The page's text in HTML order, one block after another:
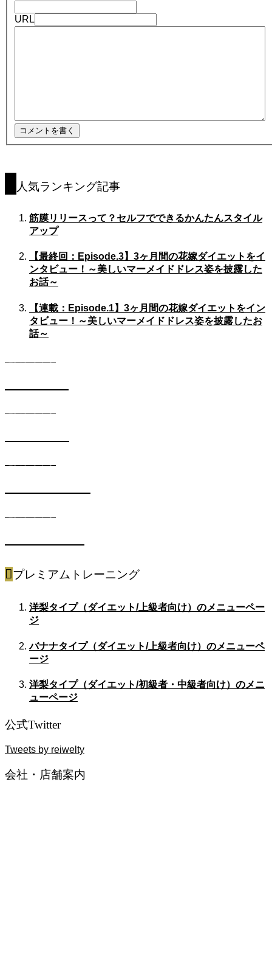
URL
人気ランキング記事
筋膜リリースって？セルフでできるかんたんスタイル
アップ
【最終回：Episode.3】3ヶ月間の花嫁ダイエットをイ
ンタビュー！～美しいマーメイドドレス姿を披露した
お話～
【連載：Episode.1】3ヶ月間の花嫁ダイエットをイン
タビュー！～美しいマーメイドドレス姿を披露したお
話～
プレミアムトレーニング
洋梨タイプ（ダイエット/上級者向け）のメニューペー
ジ
バナナタイプ（ダイエット/上級者向け）のメニューペ
ージ
洋梨タイプ（ダイエット/初級者・中級者向け）のメニ
ューページ
公式Twitter
Tweets by reiwelty
会社・店舗案内